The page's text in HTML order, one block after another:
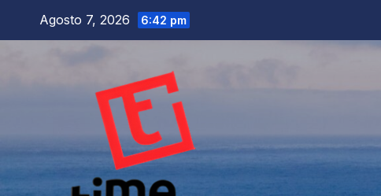
Agosto 7, 2026 6:42 pm